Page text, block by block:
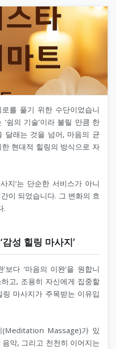
를 풀기 위한 수단이었습니
쉼의 기술’이라 불릴 만큼 한
달래는 것을 넘어, 마음의 균
현대적 힐링의 방식으로 자
지’는 단순한 서비스가 아니
이 되었습니다. 그 변화의 흐
.
성 힐링 마사지’
보다 ‘마음의 이완’을 원합니
고, 조용히 자신에게 집중할
마사지가 주목받는 이유입
(Meditation Massage)가 있
악, 그리고 천천히 이어지는